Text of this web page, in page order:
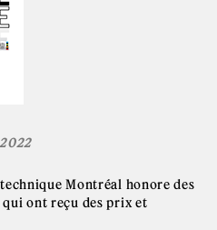
Montréal honore des
qui ont reçu des prix et